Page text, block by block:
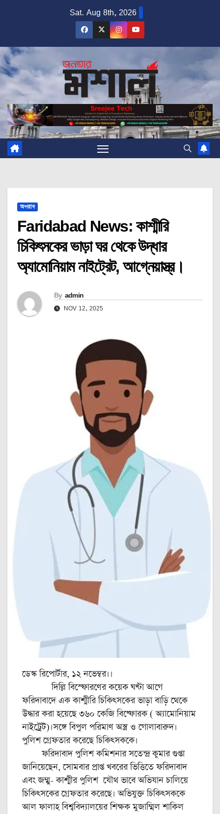
Sat. Aug 8th, 2026
অপরাধ
Faridabad News: কাশ্মীরি
চিকিৎসকের ভাড়া ঘর থেকে উদ্ধার
অ্যামোনিয়াম নাইট্রেট, আগ্নেয়াস্ত্র।
By admin
NOV 12, 2025
ডেস্ক রিপোর্টার, ১২ নভেম্বর।।
দিল্লি বিস্ফোরণের কয়েক ঘণ্টা আগে
ফরিদাবাদে এক কাশ্মীরি চিকিৎসকের ভাড়া বাড়ি থেকে
উদ্ধার করা হয়েছে ৩৬০ কেজি বিষ্ফোরক ( অ্যামোনিয়াম
নাইট্রেট)।সঙ্গে বিপুল পরিমাণ অস্ত্র ও গোলাবারুদ।
পুলিশ গ্রেফতার করেছে চিকিৎসককে।
ফরিদাবাদ পুলিশ কমিশনার সতেন্দ্র কুমার গুপ্তা
জানিয়েছেন, সোমবার প্রাপ্ত খবরের ভিত্তিতে ফরিদাবাদ
এবং জম্মু- কাশ্মীর পুলিশ যৌথ ভাবে অভিযান চালিয়ে
চিকিৎসকের গ্রেফতার করেছে। অভিযুক্ত চিকিৎসককে
আল ফালাহ বিশ্ববিদ্যালয়ের শিক্ষক মুজাম্মিল শাকিল